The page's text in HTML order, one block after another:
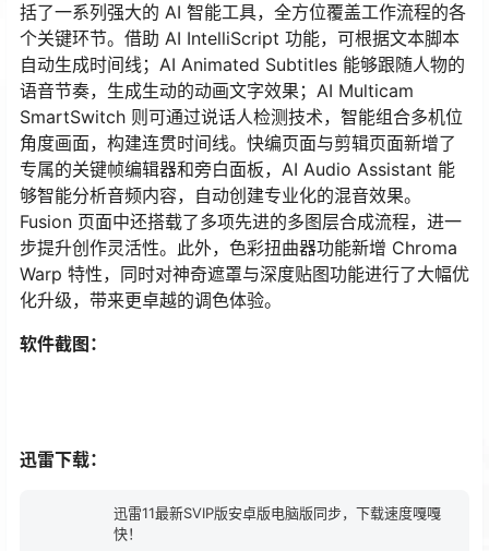
括了一系列强大的 AI 智能工具，全方位覆盖工作流程的各
个关键环节。借助 AI IntelliScript 功能，可根据文本脚本
自动生成时间线；AI Animated Subtitles 能够跟随人物的
语音节奏，生成生动的动画文字效果；AI Multicam
SmartSwitch 则可通过说话人检测技术，智能组合多机位
角度画面，构建连贯时间线。快编页面与剪辑页面新增了
专属的关键帧编辑器和旁白面板，AI Audio Assistant 能
够智能分析音频内容，自动创建专业化的混音效果。
Fusion 页面中还搭载了多项先进的多图层合成流程，进一
步提升创作灵活性。此外，色彩扭曲器功能新增 Chroma
Warp 特性，同时对神奇遮罩与深度贴图功能进行了大幅优
化升级，带来更卓越的调色体验。
软件截图：
迅雷下载：
迅雷11最新SVIP版安卓版电脑版同步，下载速度嘎嘎
快！